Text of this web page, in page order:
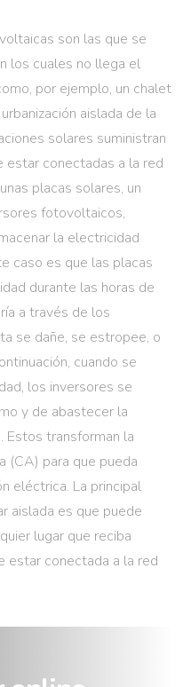
son las que se
los cuales no llega el
por ejemplo, un chalet
aislada de la
solares suministran
estar conectadas a la red
placas solares, un
fotovoltaicos,
la electricidad
caso es que las placas
durante las horas de
a través de los
se dañe, se estropee, o
cuando se
los inversores se
y de abastecer la
Estos transforman la
(CA) para que pueda
eléctrica. La principal
aislada es que puede
lugar que reciba
estar conectada a la red